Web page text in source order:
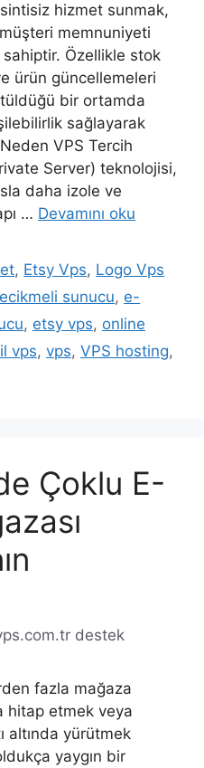
hizmet sunmak,
müşteri memnuniyeti
sahiptir. Özellikle stok
ürün güncellemeleri
bir ortamda
sağlayarak
VPS Tercih
Server) teknolojisi,
daha izole ve
… Devamını oku
, Etsy Vps, Logo Vps
sunucu, e-
, etsy vps, online
vps, vps, VPS hosting,
Çoklu E-
destek
fazla mağaza
hitap etmek veya
altında yürütmek
yaygın bir